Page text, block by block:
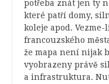
potřeba znát jen ty
které patří domy,
koleje apod.
francouzského
že mapa není nijak
vyobrazeny právě
a infrastruktura.